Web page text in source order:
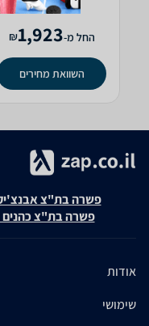
החל מ-1,923
₪
השוואת מחירים
פשרה בת"צ אבנצ'יק נ'
פשרה בת"צ כהנים נ' זאפ
אודות
שימושי